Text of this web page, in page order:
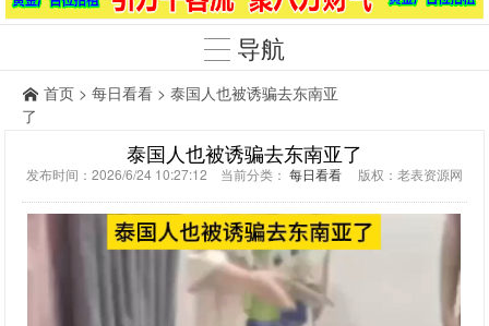
导航
首页 > 每日看看 > 泰国人也被诱骗去东南亚
了
泰国人也被诱骗去东南亚了
发布时间：2026/6/24 10:27:12 当前分类： 每日看看 版权：老表资源网